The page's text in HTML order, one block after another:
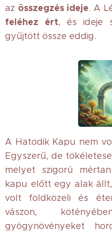
az összegzés ideje. A
feléhez ért, és ideje
gyűjtött össze eddig.
A Hatodik Kapu nem
Egyszerű, de
melyet szigorú
kapu előtt egy alak
volt földközeli és
vászon,
gyógynövényeket